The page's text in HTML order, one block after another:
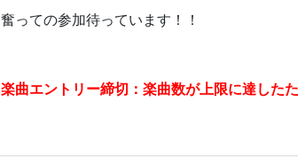
奮っての参加待っています！！
楽曲エントリー締切：楽曲数が上限に達した